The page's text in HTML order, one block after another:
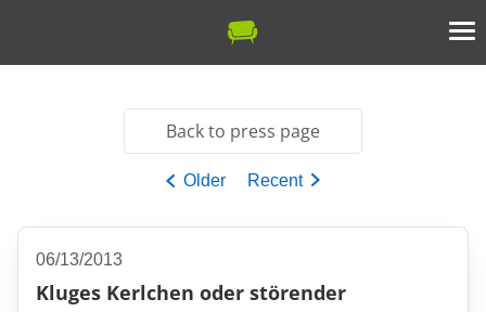
Back to press page
Older Recent
06/13/2013
Kluges Kerlchen oder störender